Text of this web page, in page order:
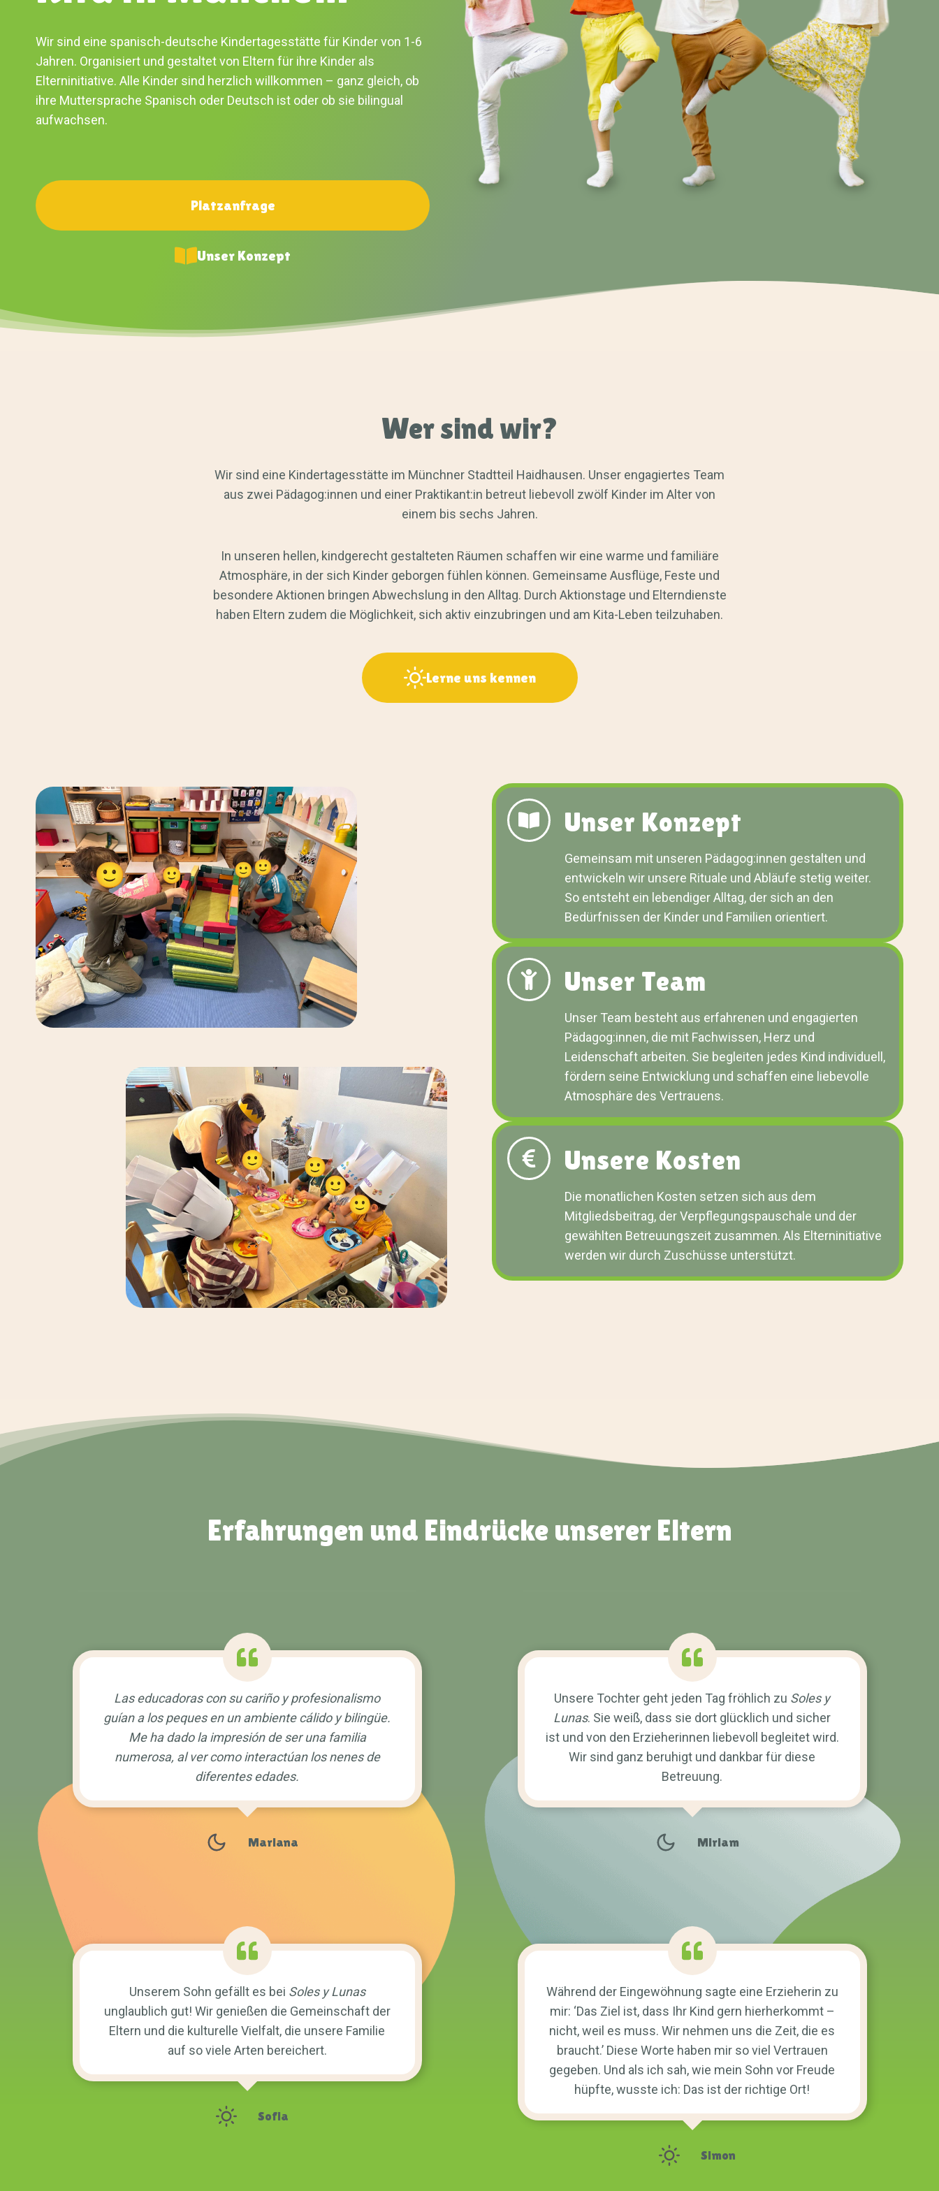
Wir sind eine spanisch-deutsche Kindertagesstätte für Kinder von 1-6
Jahren. Organisiert und gestaltet von Eltern für ihre Kinder als
Elterninitiative. Alle Kinder sind herzlich willkommen – ganz gleich, ob
ihre Muttersprache Spanisch oder Deutsch ist oder ob sie bilingual
aufwachsen.
Platzanfrage
Unser Konzept
Wer sind wir?
Wir sind eine Kindertagesstätte im Münchner Stadtteil Haidhausen. Unser engagiertes Team
aus zwei Pädagog:innen und einer Praktikant:in betreut liebevoll zwölf Kinder im Alter von
einem bis sechs Jahren.
In unseren hellen, kindgerecht gestalteten Räumen schaffen wir eine warme und familiäre
Atmosphäre, in der sich Kinder geborgen fühlen können. Gemeinsame Ausflüge, Feste und
besondere Aktionen bringen Abwechslung in den Alltag. Durch Aktionstage und Elterndienste
haben Eltern zudem die Möglichkeit, sich aktiv einzubringen und am Kita-Leben teilzuhaben.
Lerne uns kennen
Unser Konzept
Gemeinsam mit unseren Pädagog:innen gestalten und
entwickeln wir unsere Rituale und Abläufe stetig weiter.
So entsteht ein lebendiger Alltag, der sich an den
Bedürfnissen der Kinder und Familien orientiert.
Unser Team
Unser Team besteht aus erfahrenen und engagierten
Pädagog:innen, die mit Fachwissen, Herz und
Leidenschaft arbeiten. Sie begleiten jedes Kind individuell,
fördern seine Entwicklung und schaffen eine liebevolle
Atmosphäre des Vertrauens.
Unsere Kosten
Die monatlichen Kosten setzen sich aus dem
Mitgliedsbeitrag, der Verpflegungspauschale und der
gewählten Betreuungszeit zusammen. Als Elterninitiative
werden wir durch Zuschüsse unterstützt.
Erfahrungen und Eindrücke unserer Eltern
Las educadoras con su cariño y profesionalismo
guían a los peques en un ambiente cálido y bilingüe.
Me ha dado la impresión de ser una familia
numerosa, al ver como interactúan los nenes de
diferentes edades.
Mariana
Unserem Sohn gefällt es bei Soles y Lunas
unglaublich gut! Wir genießen die Gemeinschaft der
Eltern und die kulturelle Vielfalt, die unsere Familie
auf so viele Arten bereichert.
Sofia
Unsere Tochter geht jeden Tag fröhlich zu Soles y
Lunas. Sie weiß, dass sie dort glücklich und sicher
ist und von den Erzieherinnen liebevoll begleitet wird.
Wir sind ganz beruhigt und dankbar für diese
Betreuung.
Miriam
Während der Eingewöhnung sagte eine Erzieherin zu
mir: ‘Das Ziel ist, dass Ihr Kind gern hierherkommt –
nicht, weil es muss. Wir nehmen uns die Zeit, die es
braucht.’ Diese Worte haben mir so viel Vertrauen
gegeben. Und als ich sah, wie mein Sohn vor Freude
hüpfte, wusste ich: Das ist der richtige Ort!
Simon